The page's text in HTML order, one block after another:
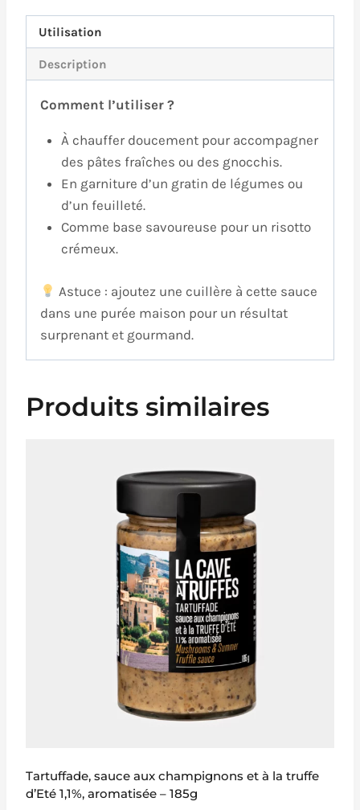
parmesan
et
d'été
2%
aromatisée
190g
Utilisation
Description
Comment l’utiliser ?
À chauffer doucement pour accompagner
des pâtes fraîches ou des gnocchis.
En garniture d’un gratin de légumes ou
d’un feuilleté.
Comme base savoureuse pour un risotto
crémeux.
Astuce : ajoutez une cuillère à cette sauce
dans une purée maison pour un résultat
surprenant et gourmand.
Produits similaires
Tartuffade, sauce aux champignons et à la truffe
d’Eté 1,1%, aromatisée – 185g